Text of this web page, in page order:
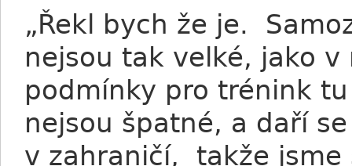
„Řekl bych že je.
nejsou tak velké, jako
podmínky pro trénink
nejsou špatné, a daří
v zahraničí, takže